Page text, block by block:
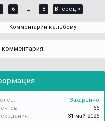
6 → 8 Вперёд >
Комментарии к альбому
Захарьино
66
создания:
31 май 2026